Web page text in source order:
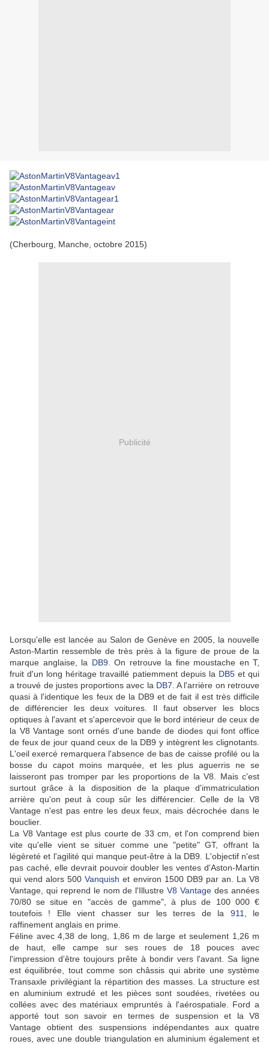
(Cherbourg, Manche, octobre 2015)
Publicité
Lorsqu'elle est lancée au Salon de Genève en 2005, la nouvelle
Aston-Martin ressemble de très près à la figure de proue de la
marque anglaise, la DB9. On retrouve la fine moustache en T,
fruit d'un long héritage travaillé patiemment depuis la DB5et qui
a trouvé de justes proportions avec la DB7 . A l'arrière on retrouve
quasi à l'identique les feux de la DB9 et de fait il est très difficile
de différencier les deux voitures. Il faut observer les blocs
optiques à l'avant et s'apercevoir que le bord intérieur de ceux de
la V8 Vantage sont ornés d'une bande de diodes qui font office
de feux de jour quand ceux de la DB9 y intègrent les clignotants.
L'oeil exercé remarquera l'absence de bas de caisse profilé ou la
bosse du capot moins marquée, et les plus aguerris ne se
laisseront pas tromper par les proportions de la V8. Mais c'est
surtout grâce à la disposition de la plaque d'immatriculation
arrière qu'on peut à coup sûr les différencier. Celle de la V8
Vantage n'est pas entre les deux feux, mais décrochée dans le
bouclier.
La V8 Vantage est plus courte de 33 cm, et l'on comprend bien
vite qu'elle vient se situer comme une "petite" GT, offrant la
légèreté et l'agilité qui manque peut-être à la DB9. L'objectif n'est
pas caché, elle devrait pouvoir doubler les ventes d'Aston-Martin
qui vend alors 500Vanquish et environ 1500 DB9 par an. La V8
Vantage, qui reprend le nom de l'IllustreV8 Vantage des années
70/80 se situe en "accès de gamme", à plus de 100 000 €
toutefois ! Elle vient chasser sur les terres de la 911
, le
raffinement anglais en prime.
Féline avec 4,38 de long, 1,86 m de large et seulement 1,26 m
de haut, elle campe sur ses roues de 18 pouces avec
l'impression d'être toujours prête à bondir vers l'avant. Sa ligne
est équilibrée, tout comme son châssis qui abrite une système
Transaxle privilégiant la répartition des masses. La structure est
en aluminium extrudé et les pièces sont soudées, rivetées ou
collées avec des matériaux empruntés à l'aérospatiale. Ford a
apporté tout son savoir en termes de suspension et la V8
Vantage obtient des suspensions indépendantes aux quatre
roues, avec une double triangulation en aluminium également et